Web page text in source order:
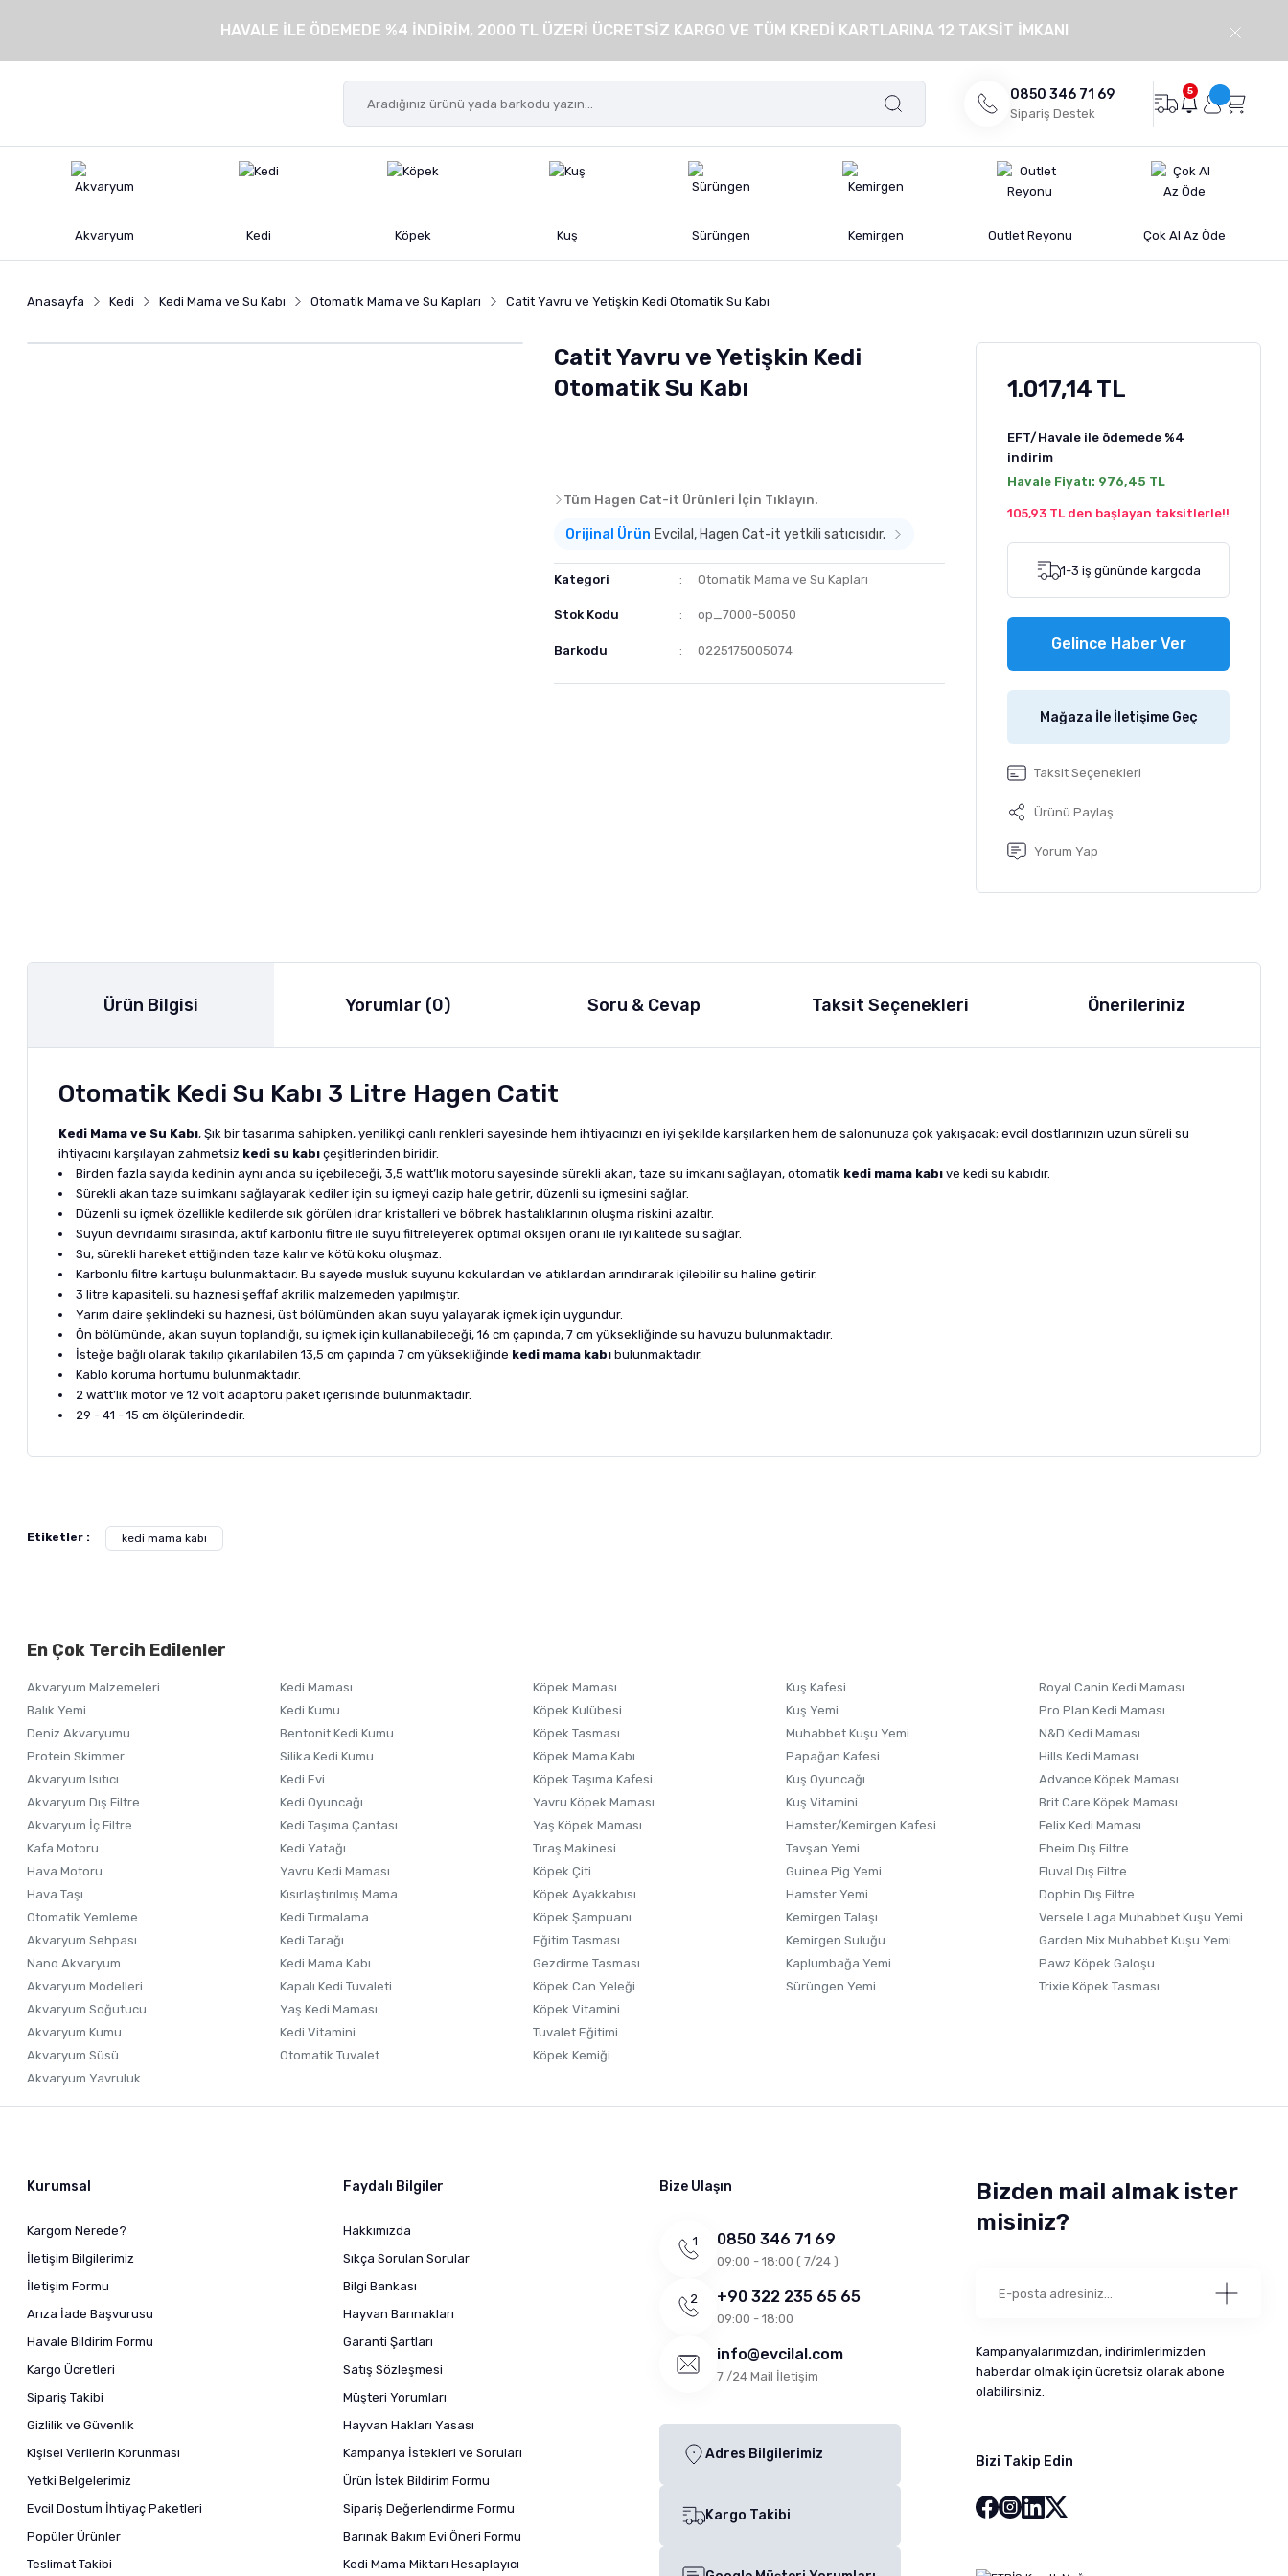
HAVALE İLE ÖDEMEDE %4 İNDİRİM, 2000 TL ÜZERİ ÜCRETSİZ KARGO VE TÜM KREDİ KARTLARINA 12 TAKSİT İMKANI
0850 346 71 69
Sipariş Destek
5
Akvaryum Kedi Köpek Kuş Sürüngen Kemirgen Outlet Reyonu Çok Al Az Öde
Anasayfa Kedi Kedi Mama ve Su Kabı Otomatik Mama ve Su Kapları Catit Yavru ve Yetişkin Kedi Otomatik Su Kabı
Catit Yavru ve Yetişkin Kedi
Otomatik Su Kabı
Tüm Hagen Cat-it Ürünleri İçin Tıklayın.
Orijinal Ürün Evcilal, Hagen Cat-it yetkili satıcısıdır.
Kategori Otomatik Mama ve Su Kapları
Stok Kodu op_7000-50050
Barkodu 0225175005074
1.017,14 TL
EFT/Havale ile ödemede %4
indirim
Havale Fiyatı: 976,45 TL
105,93 TL den başlayan taksitlerle!!
1-3 iş gününde kargoda
Gelince Haber Ver
Mağaza İle İletişime Geç
Taksit Seçenekleri
Ürünü Paylaş
Yorum Yap
Ürün Bilgisi Yorumlar (0) Soru & Cevap Taksit Seçenekleri Önerileriniz
Otomatik Kedi Su Kabı 3 Litre Hagen Catit
Kedi Mama ve Su Kabı, Şık bir tasarıma sahipken, yenilikçi canlı renkleri sayesinde hem ihtiyacınızı en iyi şekilde karşılarken hem de salonunuza çok yakışacak; evcil dostlarınızın uzun süreli su
ihtiyacını karşılayan zahmetsiz kedi su kabı çeşitlerinden biridir.
Birden fazla sayıda kedinin aynı anda su içebileceği, 3,5 watt’lık motoru sayesinde sürekli akan, taze su imkanı sağlayan, otomatik kedi mama kabı ve kedi su kabıdır.
Sürekli akan taze su imkanı sağlayarak kediler için su içmeyi cazip hale getirir, düzenli su içmesini sağlar.
Düzenli su içmek özellikle kedilerde sık görülen idrar kristalleri ve böbrek hastalıklarının oluşma riskini azaltır.
Suyun devridaimi sırasında, aktif karbonlu filtre ile suyu filtreleyerek optimal oksijen oranı ile iyi kalitede su sağlar.
Su, sürekli hareket ettiğinden taze kalır ve kötü koku oluşmaz.
Karbonlu filtre kartuşu bulunmaktadır. Bu sayede musluk suyunu kokulardan ve atıklardan arındırarak içilebilir su haline getirir.
3 litre kapasiteli, su haznesi şeffaf akrilik malzemeden yapılmıştır.
Yarım daire şeklindeki su haznesi, üst bölümünden akan suyu yalayarak içmek için uygundur.
Ön bölümünde, akan suyun toplandığı, su içmek için kullanabileceği, 16 cm çapında, 7 cm yüksekliğinde su havuzu bulunmaktadır.
İsteğe bağlı olarak takılıp çıkarılabilen 13,5 cm çapında 7 cm yüksekliğinde kedi mama kabı bulunmaktadır.
Kablo koruma hortumu bulunmaktadır.
2 watt’lık motor ve 12 volt adaptörü paket içerisinde bulunmaktadır.
29 - 41 - 15 cm ölçülerindedir.
Ürün fiyatı diğer sitelerden daha pahalı.
Bu ürüne benzer farklı alternatifler olmalı.
Etiketler : kedi mama kabı
En Çok Tercih Edilenler
Akvaryum Malzemeleri
Balık Yemi
Deniz Akvaryumu
Protein Skimmer
Akvaryum Isıtıcı
Akvaryum Dış Filtre
Akvaryum İç Filtre
Kafa Motoru
Hava Motoru
Hava Taşı
Otomatik Yemleme
Akvaryum Sehpası
Nano Akvaryum
Akvaryum Modelleri
Akvaryum Soğutucu
Akvaryum Kumu
Akvaryum Süsü
Akvaryum Yavruluk
Kedi Maması
Kedi Kumu
Bentonit Kedi Kumu
Silika Kedi Kumu
Kedi Evi
Kedi Oyuncağı
Kedi Taşıma Çantası
Kedi Yatağı
Yavru Kedi Maması
Kısırlaştırılmış Mama
Kedi Tırmalama
Kedi Tarağı
Kedi Mama Kabı
Kapalı Kedi Tuvaleti
Yaş Kedi Maması
Kedi Vitamini
Otomatik Tuvalet
Köpek Maması
Köpek Kulübesi
Köpek Tasması
Köpek Mama Kabı
Köpek Taşıma Kafesi
Yavru Köpek Maması
Yaş Köpek Maması
Tıraş Makinesi
Köpek Çiti
Köpek Ayakkabısı
Köpek Şampuanı
Eğitim Tasması
Gezdirme Tasması
Köpek Can Yeleği
Köpek Vitamini
Tuvalet Eğitimi
Köpek Kemiği
Kuş Kafesi
Kuş Yemi
Muhabbet Kuşu Yemi
Papağan Kafesi
Kuş Oyuncağı
Kuş Vitamini
Hamster/Kemirgen Kafesi
Tavşan Yemi
Guinea Pig Yemi
Hamster Yemi
Kemirgen Talaşı
Kemirgen Suluğu
Kaplumbağa Yemi
Sürüngen Yemi
Royal Canin Kedi Maması
Pro Plan Kedi Maması
N&D Kedi Maması
Hills Kedi Maması
Advance Köpek Maması
Brit Care Köpek Maması
Felix Kedi Maması
Eheim Dış Filtre
Fluval Dış Filtre
Dophin Dış Filtre
Versele Laga Muhabbet Kuşu Yemi
Garden Mix Muhabbet Kuşu Yemi
Pawz Köpek Galoşu
Trixie Köpek Tasması
Kurumsal
Kargom Nerede?
İletişim Bilgilerimiz
İletişim Formu
Arıza İade Başvurusu
Havale Bildirim Formu
Kargo Ücretleri
Sipariş Takibi
Gizlilik ve Güvenlik
Kişisel Verilerin Korunması
Yetki Belgelerimiz
Evcil Dostum İhtiyaç Paketleri
Popüler Ürünler
Teslimat Takibi
Faydalı Bilgiler
Hakkımızda
Sıkça Sorulan Sorular
Bilgi Bankası
Hayvan Barınakları
Garanti Şartları
Satış Sözleşmesi
Müşteri Yorumları
Hayvan Hakları Yasası
Kampanya İstekleri ve Soruları
Ürün İstek Bildirim Formu
Sipariş Değerlendirme Formu
Barınak Bakım Evi Öneri Formu
Kedi Mama Miktarı Hesaplayıcı
Bize Ulaşın
0850 346 71 69
09:00 - 18:00 ( 7/24 )
+90 322 235 65 65
09:00 - 18:00
info@evcilal.com
7 /24 Mail İletişim
Adres Bilgilerimiz
Kargo Takibi
Bizden mail almak ister
misiniz?
Kampanyalarımızdan, indirimlerimizden
haberdar olmak için ücretsiz olarak abone
olabilirsiniz.
Bizi Takip Edin